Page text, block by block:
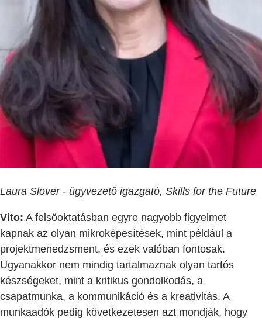
Laura Slover - ügyvezető igazgató, Skills for the Future
Vito: A felsőoktatásban egyre nagyobb figyelmet
kapnak az olyan mikroképesítések, mint például a
projektmenedzsment, és ezek valóban fontosak.
Ugyanakkor nem mindig tartalmaznak olyan tartós
készségeket, mint a kritikus gondolkodás, a
csapatmunka, a kommunikáció és a kreativitás. A
munkaadók pedig következetesen azt mondják, hogy